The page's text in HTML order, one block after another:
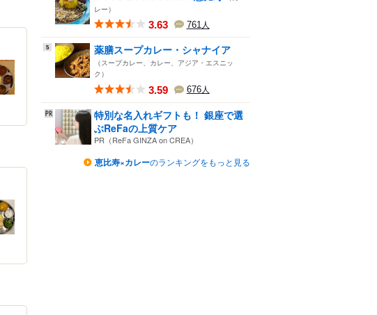
レー）
3.63 761 人
5 薬膳スープカレー・シャナイア
（スープカレー、カレー、アジア・エスニッ
ク）
3.59 676人
特別な名入れギフトも！ 銀座で選
ぶReFaの上質ケア
PR（ReFa GINZA on CREA）
恵比寿×カレーのランキングをもっと見る